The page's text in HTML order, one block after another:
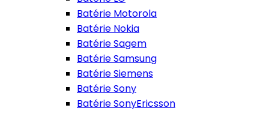
Batérie Motorola
Batérie Nokia
Batérie Sagem
Batérie Samsung
Batérie Siemens
Batérie Sony
Batérie SonyEricsson